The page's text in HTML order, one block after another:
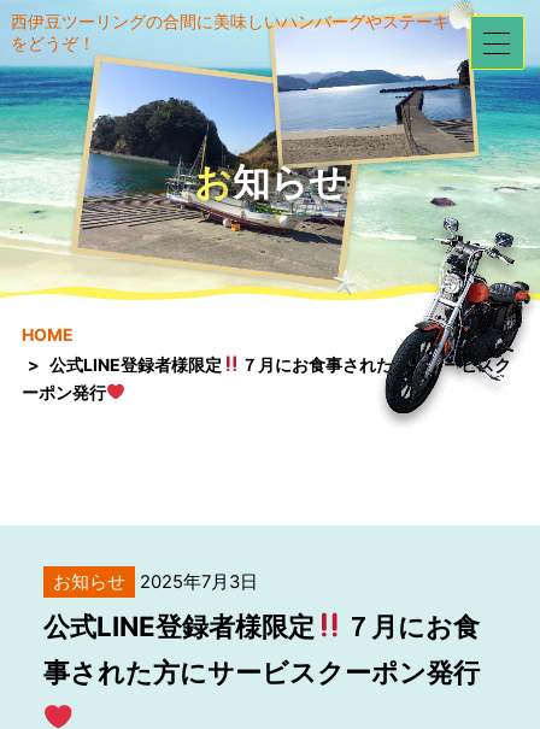
西伊豆ツーリングの合間に美味しいハンバーグやステーキ
をどうぞ！
お知らせ
HOME
公式LINE登録者様限定
７月にお食事された方にサービスク
ーポン発行
お知らせ 2025年7月3日
公式LINE登録者様限定
７月にお食
事された方にサービスクーポン発行